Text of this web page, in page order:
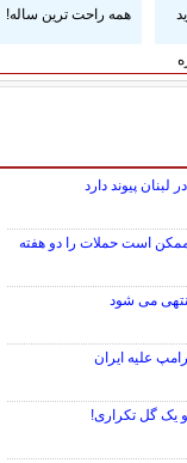
همه راحت ترین ساله!
پیوند دارد
ممکن است حملات را دو هفته
می شود
علیه ایران
یک گل تکراری!